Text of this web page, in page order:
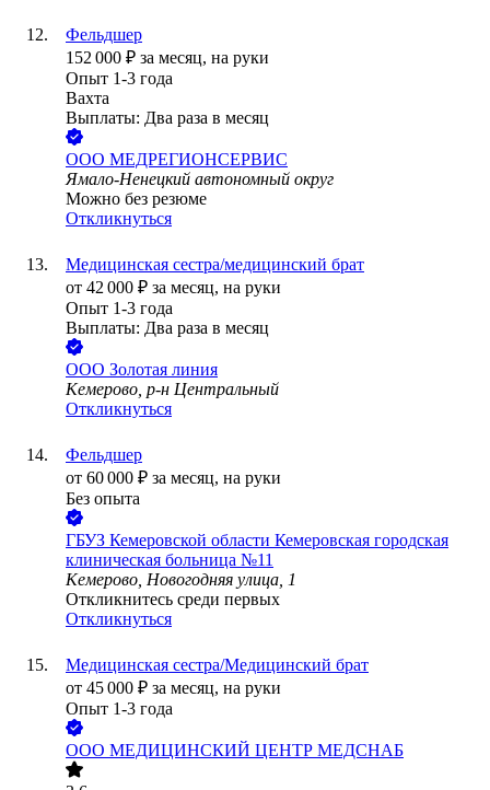
Фельдшер
152 000 ₽ за месяц, на руки
Опыт 1-3 года
Вахта
Выплаты: Два раза в месяц
ООО МЕДРЕГИОНСЕРВИС
Ямало-Ненецкий автономный округ
Можно без резюме
Откликнуться
Медицинская сестра/медицинский брат
от 42 000 ₽ за месяц, на руки
Опыт 1-3 года
Выплаты: Два раза в месяц
ООО Золотая линия
Кемерово, р-н Центральный
Откликнуться
Фельдшер
от 60 000 ₽ за месяц, на руки
Без опыта
ГБУЗ Кемеровской области Кемеровская городская
клиническая больница №11
Кемерово, Новогодняя улица, 1
Откликнитесь среди первых
Откликнуться
Медицинская сестра/Медицинский брат
от 45 000 ₽ за месяц, на руки
Опыт 1-3 года
ООО МЕДИЦИНСКИЙ ЦЕНТР МЕДСНАБ